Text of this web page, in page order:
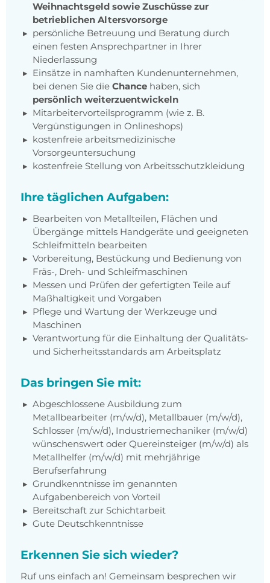
Weihnachtsgeld sowie Zuschüsse zur
betrieblichen Altersvorsorge
persönliche Betreuung und Beratung durch
einen festen Ansprechpartner in Ihrer
Niederlassung
Einsätze in namhaften Kundenunternehmen,
bei denen Sie die Chance haben, sich
persönlich weiterzuentwickeln
Mitarbeitervorteilsprogramm (wie z. B.
Vergünstigungen in Onlineshops)
kostenfreie arbeitsmedizinische
Vorsorgeuntersuchung
kostenfreie Stellung von Arbeitsschutzkleidung
Ihre täglichen Aufgaben:
Bearbeiten von Metallteilen, Flächen und
Übergänge mittels Handgeräte und geeigneten
Schleifmitteln bearbeiten
Vorbereitung, Bestückung und Bedienung von
Fräs-, Dreh- und Schleifmaschinen
Messen und Prüfen der gefertigten Teile auf
Maßhaltigkeit und Vorgaben
Pflege und Wartung der Werkzeuge und
Maschinen
Verantwortung für die Einhaltung der Qualitäts-
und Sicherheitsstandards am Arbeitsplatz
Das bringen Sie mit:
Abgeschlossene Ausbildung zum
Metallbearbeiter (m/w/d), Metallbauer (m/w/d),
Schlosser (m/w/d), Industriemechaniker (m/w/d)
wünschenswert oder Quereinsteiger (m/w/d) als
Metallhelfer (m/w/d) mit mehrjährige
Berufserfahrung
Grundkenntnisse im genannten
Aufgabenbereich von Vorteil
Bereitschaft zur Schichtarbeit
Gute Deutschkenntnisse
Erkennen Sie sich wieder?
Ruf uns einfach an! Gemeinsam besprechen wir